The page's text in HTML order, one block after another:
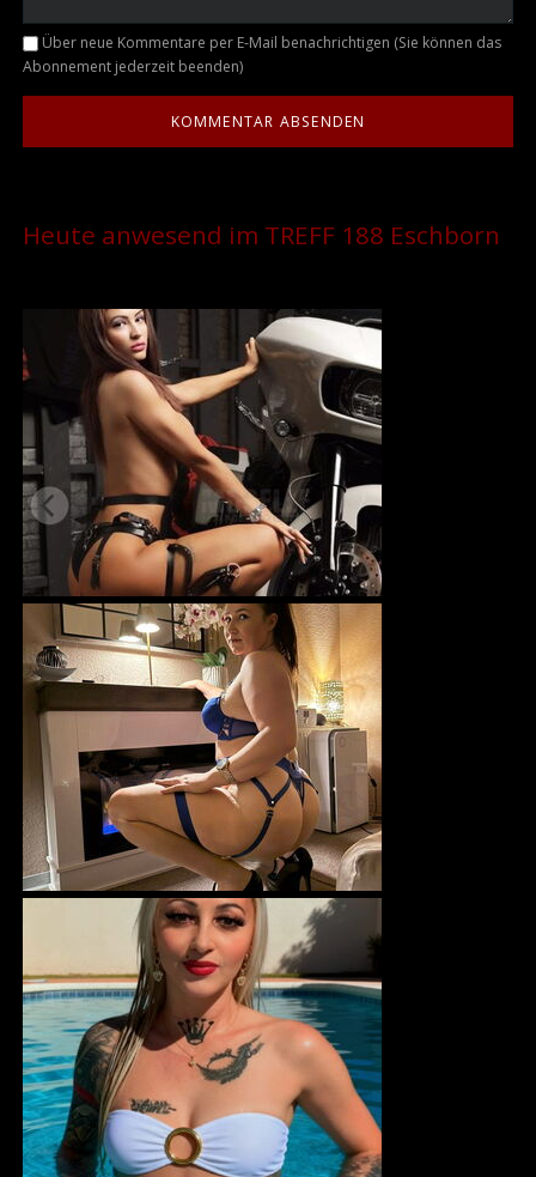
Kommentar
Über neue Kommentare per E-Mail benachrichtigen (Sie können das
Abonnement jederzeit beenden)
Heute anwesend im TREFF 188 Eschborn